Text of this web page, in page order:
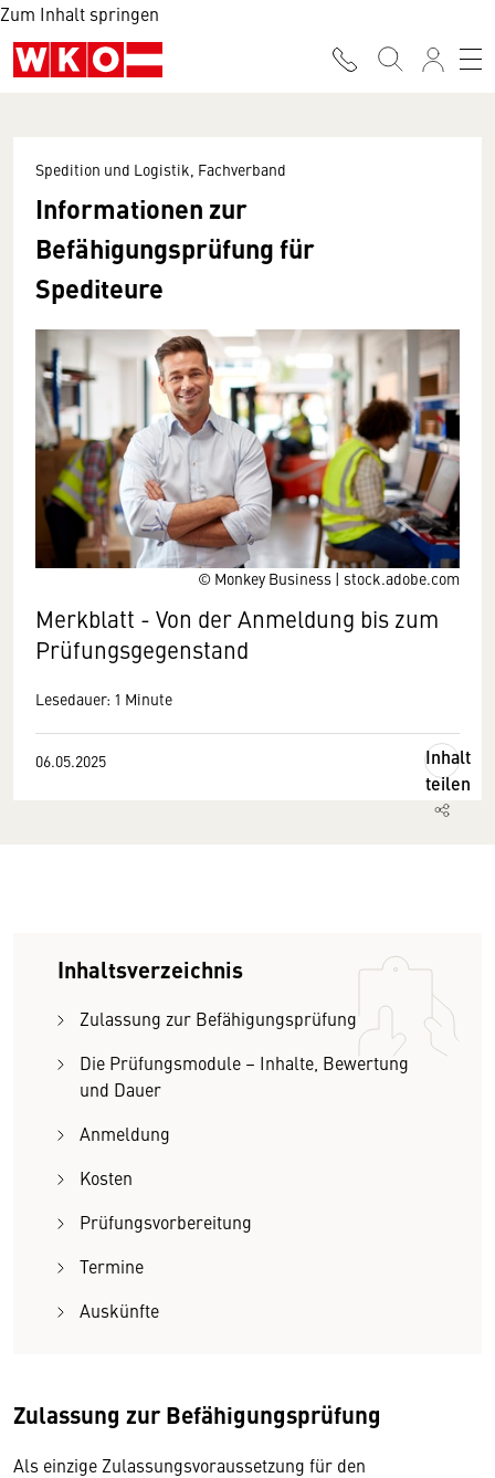
Zum Inhalt springen
© Monkey Business | stock.adobe.com
Spedition und Logistik, Fachverband
Informationen zur
Befähigungsprüfung für
Spediteure
Merkblatt - Von der Anmeldung bis zum
Prüfungsgegenstand
Lesedauer: 1 Minute
06.05.2025
Inhalt
teilen
Inhaltsverzeichnis
Zulassung zur Befähigungsprüfung
Die Prüfungsmodule – Inhalte, Bewertung
und Dauer
Anmeldung
Kosten
Prüfungsvorbereitung
Termine
Auskünfte
Zulassung zur Befähigungsprüfung
Als einzige Zulassungsvoraussetzung für den